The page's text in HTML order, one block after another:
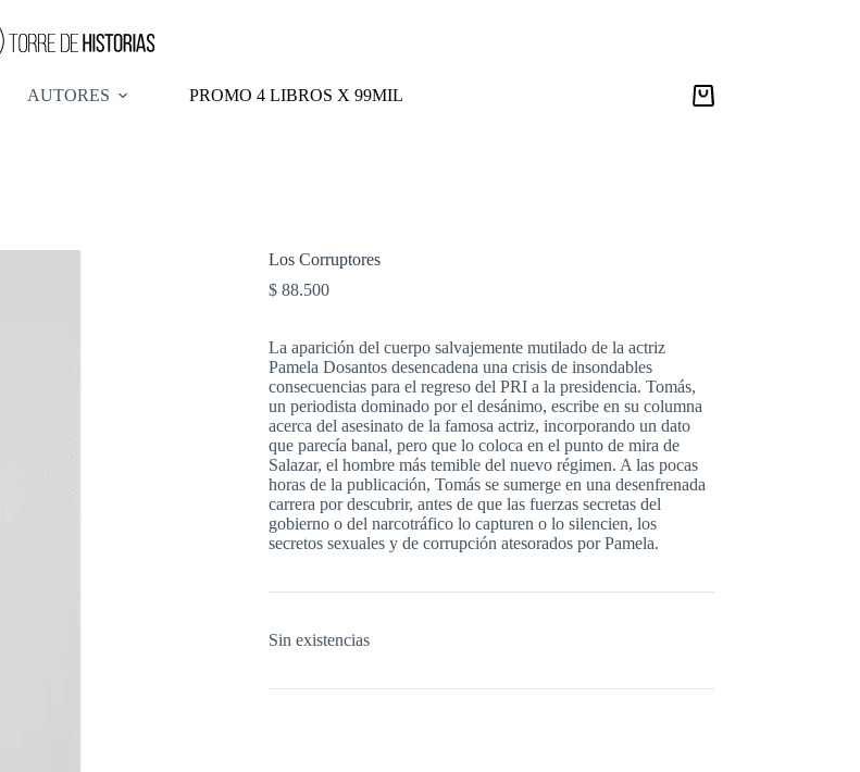
AUTORES PROMO 4 LIBROS X 99MIL
Carro
Los Corruptores
$ 88.500
La aparición del cuerpo salvajemente mutilado de la actriz
Pamela Dosantos desencadena una crisis de insondables
consecuencias para el regreso del PRI a la presidencia. Tomás,
un periodista dominado por el desánimo, escribe en su columna
acerca del asesinato de la famosa actriz, incorporando un dato
que parecía banal, pero que lo coloca en el punto de mira de
Salazar, el hombre más temible del nuevo régimen. A las pocas
horas de la publicación, Tomás se sumerge en una desenfrenada
carrera por descubrir, antes de que las fuerzas secretas del
gobierno o del narcotráfico lo capturen o lo silencien, los
secretos sexuales y de corrupción atesorados por Pamela.
Sin existencias